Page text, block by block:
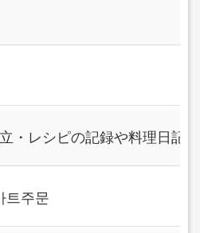
・レシピの記録や料理日記に
트주문